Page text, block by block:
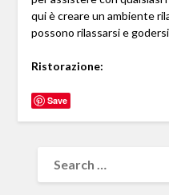
qui è creare un ambiente
possono rilassarsi e
Ristorazione:
Save